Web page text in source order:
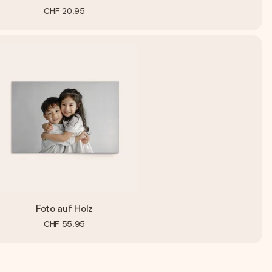
CHF 20.95
Foto auf Holz
CHF 55.95